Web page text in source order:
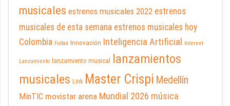
musicales estrenos musicales 2022 estrenos
musicales de esta semana estrenos musicales hoy
Colombia Futbol Innovación Inteligencia Artificial Internet
Lanzamiento lanzamiento musical
lanzamientos
musicales Link Master Crispi Medellín
MinTIC movistar arena Mundial 2026 música